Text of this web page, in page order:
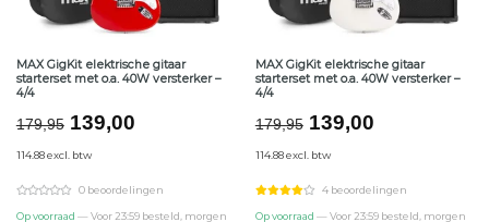
MAX GigKit elektrische gitaar
starterset met o.a. 40W versterker –
4/4
179,95 Oorspronkelijke
was:
€179,95.
139,00Huidige
€139,00.
114.88 excl. btw
0 beoordelingen
Op voorraad — Voor 23:59 besteld, morgen
MAX GigKit elektrische gitaar
starterset met o.a. 40W versterker –
4/4
179,95 Oorspronkelijke
was:
€179,95.
139,00Huidige
€139,00.
114.88 excl. btw
4 beoordelingen
Op voorraad — Voor 23:59 besteld, morgen